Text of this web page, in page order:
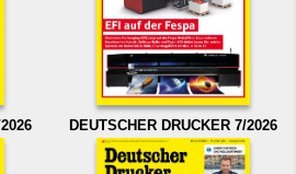
DEUTSCHER DRUCKER 7/2026